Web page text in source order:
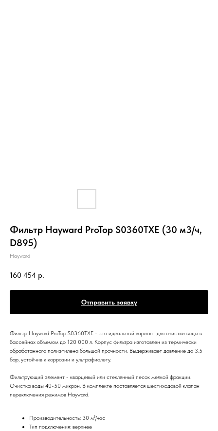
Фильтр Hayward ProTop S0360TXE (30 м3/ч,
D895)
Hayward
160 454 р.
Отправить заявку
Фильтр Hayward ProTop S0360TXE - это идеальный вариант для очистки воды в
бассейнах объемом до 120 000 л. Корпус фильтра изготовлен из термически
обработанного полиэтилена большой прочности. Выдерживает давление до 3.5
бар, устойчив к коррозии и ультрафиолету.
Фильтрующий элемент - кварцевый или стеклянный песок мелкой фракции.
Очистка воды 40-50 микрон. В комплекте поставляется шестиходовой клапан
переключения режимов Hayward.
Производительность: 30 м³/час
Тип подключения: верхнее